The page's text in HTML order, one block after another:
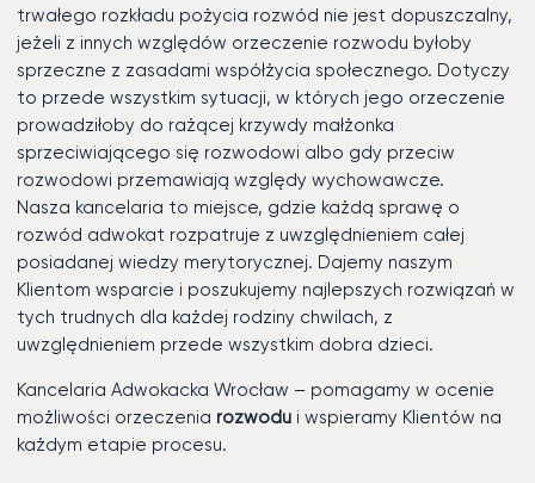
trwałego rozkładu pożycia rozwód nie jest dopuszczalny,
jeżeli z innych względów orzeczenie rozwodu byłoby
sprzeczne z zasadami współżycia społecznego. Dotyczy
to przede wszystkim sytuacji, w których jego orzeczenie
prowadziłoby do rażącej krzywdy małżonka
sprzeciwiającego się rozwodowi albo gdy przeciw
rozwodowi przemawiają względy wychowawcze.
Nasza kancelaria to miejsce, gdzie każdą sprawę o
rozwód adwokat rozpatruje z uwzględnieniem całej
posiadanej wiedzy merytorycznej. Dajemy naszym
Klientom wsparcie i poszukujemy najlepszych rozwiązań w
tych trudnych dla każdej rodziny chwilach, z
uwzględnieniem przede wszystkim dobra dzieci.
Kancelaria Adwokacka Wrocław – pomagamy w ocenie
możliwości orzeczenia rozwodu i wspieramy Klientów na
każdym etapie procesu.